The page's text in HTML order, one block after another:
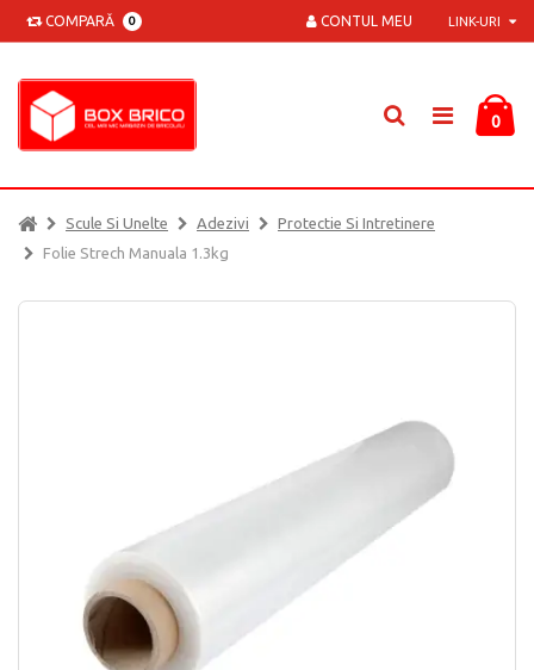
COMPARĂ 0 LINK-URI
CONTUL MEU
0
Scule Si Unelte Adezivi
Protectie Si Intretinere
Folie Strech Manuala 1.3kg